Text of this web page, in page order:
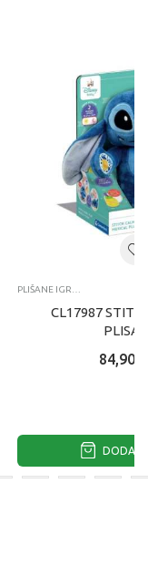
PLIŠANE IGRAČKE ZA BEBE
CL17987
84,90
DODAJ